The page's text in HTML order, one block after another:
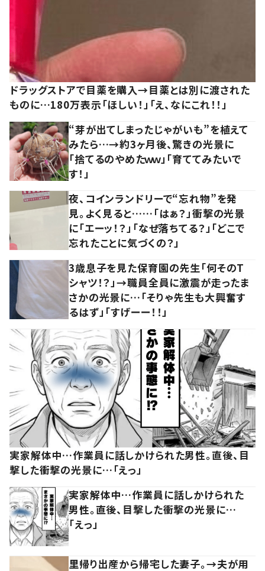
ドラッグストアで目薬を購入→目薬とは別に渡された
ものに…180万表示「ほしい！」「え、なにこれ！！」
“芽が出てしまったじゃがいも”を植えて
みたら…→約3ヶ月後、驚きの光景に
「捨てるのやめたｗｗ」「育ててみたいで
す！」
夜、コインランドリーで“忘れ物”を発
見。よく見ると……「はぁ？」衝撃の光景
に「エーッ！？」「なぜ落ちてる？」「どこで
忘れたことに気づくの？」
3歳息子を見た保育園の先生「何そのT
シャツ！？」→職員全員に激震が走ったま
さかの光景に…「そりゃ先生も大興奮す
るはず」「すげーー！！」
実家解体中…作業員に話しかけられた男性。直後、目
撃した衝撃の光景に…「えっ」
実家解体中…作業員に話しかけられた
男性。直後、目撃した衝撃の光景に…
「えっ」
里帰り出産から帰宅した妻子。→夫が用